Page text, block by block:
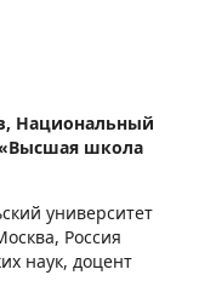
Национальный
«Высшая школа
университет
Россия
наук, доцент